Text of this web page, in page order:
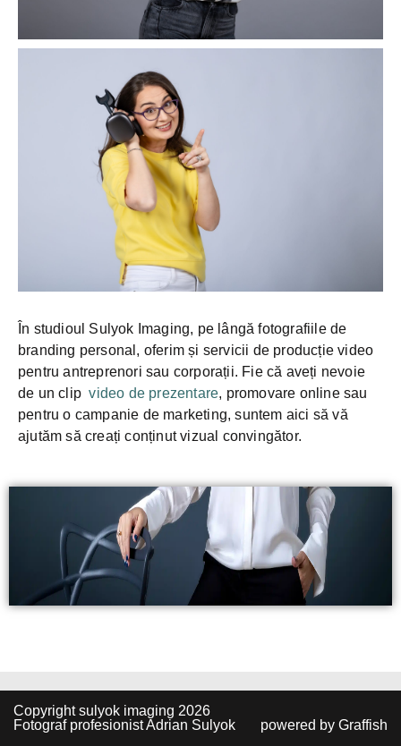
În studioul Sulyok Imaging, pe lângă fotografiile de
branding personal, oferim și servicii de producție video
pentru antreprenori sau corporații. Fie că aveți nevoie
de un clipvideo de prezentare, promovare online sau
pentru o campanie de marketing, suntem aici să vă
ajutăm să creați conținut vizual convingător.
Copyright sulyok imaging 2026
Fotograf profesionist Adrian Sulyok
powered by Graffish